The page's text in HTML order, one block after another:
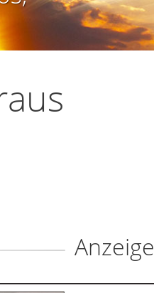
Anzeige